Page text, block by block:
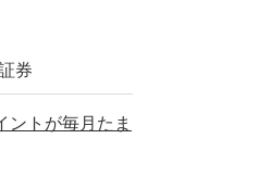
券
ントが毎月たま